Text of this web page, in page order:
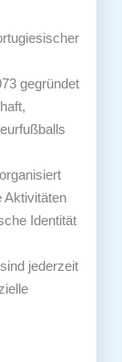
gegründet
Aktivitäten
Identität
jederzeit